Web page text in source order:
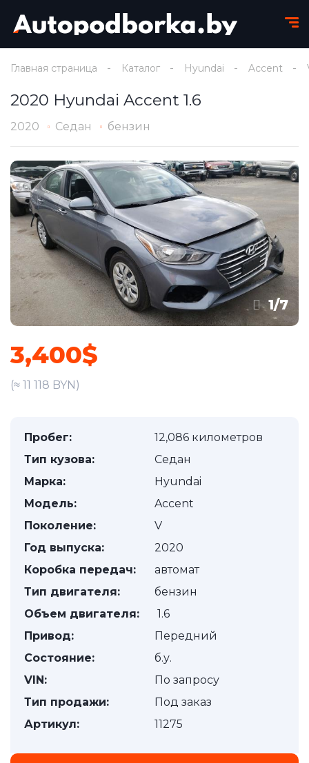
Главная страница Каталог Hyundai Accent
2020 Hyundai Accent 1.6
2020 Седан бензин
1/7
3,400$
(≈ 11 118 BYN)
Пробег:
12,086 километров
Тип кузова:
Седан
Марка:
Hyundai
Модель:
Accent
Поколение:
V
Год выпуска:
2020
Коробка передач:
автомат
Тип двигателя:
бензин
Объем двигателя:
1.6
Привод:
Передний
Состояние:
б.у.
VIN:
По запросу
Тип продажи:
Под заказ
Артикул:
11275